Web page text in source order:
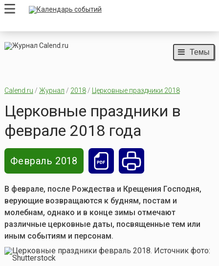
Темы
Calend.ru / Журнал / 2018/ Церковные праздники 2018
Церковные праздники в
феврале 2018 года
Февраль 2018
В феврале, после Рождества и Крещения Господня,
верующие возвращаются к будням, постам и
молебнам, однако и в конце зимы отмечают
различные церковные даты, посвященные тем или
иным событиям и персонам.